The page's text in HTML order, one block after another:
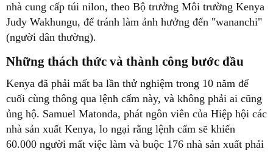
nhà cung cấp túi nilon, theo Bộ trưởng Môi trường Kenya
Judy Wakhungu, để tránh làm ảnh hưởng đến "wananchi"
(người dân thường).
Những thách thức và thành công bước đầu
Kenya đã phải mất ba lần thử nghiệm trong 10 năm để
cuối cùng thông qua lệnh cấm này, và không phải ai cũng
ủng hộ. Samuel Matonda, phát ngôn viên của Hiệp hội các
nhà sản xuất Kenya, lo ngại rằng lệnh cấm sẽ khiến
60.000 người mất việc làm và buộc 176 nhà sản xuất phải